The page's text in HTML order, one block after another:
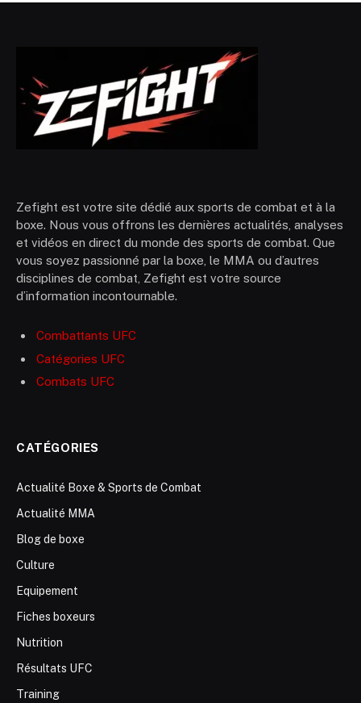
Zefight est votre site dédié aux sports de combat et à la
boxe. Nous vous offrons les dernières actualités, analyses
et vidéos en direct du monde des sports de combat. Que
vous soyez passionné par la boxe, le MMA ou d’autres
disciplines de combat, Zefight est votre source
d’information incontournable.
Combattants UFC
Catégories UFC
Combats UFC
CATÉGORIES
Actualité Boxe & Sports de Combat
Actualité MMA
Blog de boxe
Culture
Equipement
Fiches boxeurs
Nutrition
Résultats UFC
Training